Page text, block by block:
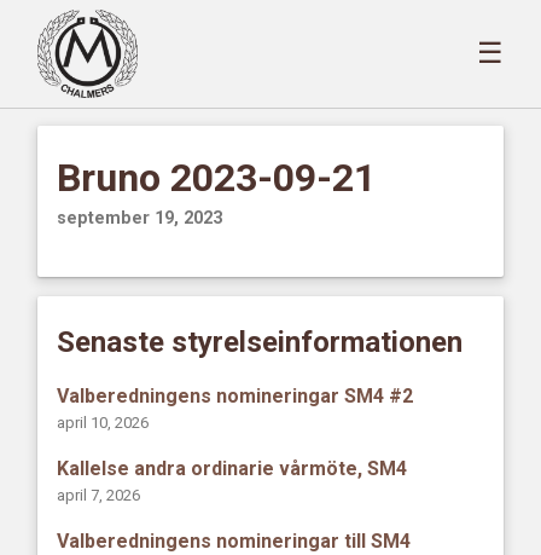
☰
Bruno 2023-09-21
september 19, 2023
Senaste styrelseinformationen
Valberedningens nomineringar SM4 #2
april 10, 2026
Kallelse andra ordinarie vårmöte, SM4
april 7, 2026
Valberedningens nomineringar till SM4